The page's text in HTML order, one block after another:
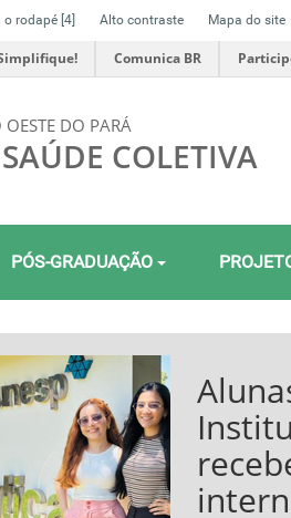
o rodapé [4] Alto contraste Mapa do site
Comunica BR
DO PARÁ
COLETIVA
PÓS-GRADUAÇÃO
no